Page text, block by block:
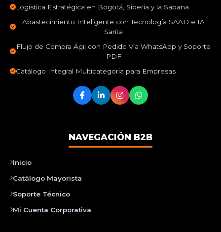
Logística Estratégica en Bogotá, Siberia y la Sabana
Abastecimiento Inteligente con Tecnología SAAD e IA
Sarita
Flujo de Compra Ágil con Pedido Vía WhatsApp y Soporte
PDF
Catálogo Integral Multicategoría para Empresas
NAVEGACIÓN B2B
Inicio
Catálogo Mayorista
Soporte Técnico
Mi Cuenta Corporativa